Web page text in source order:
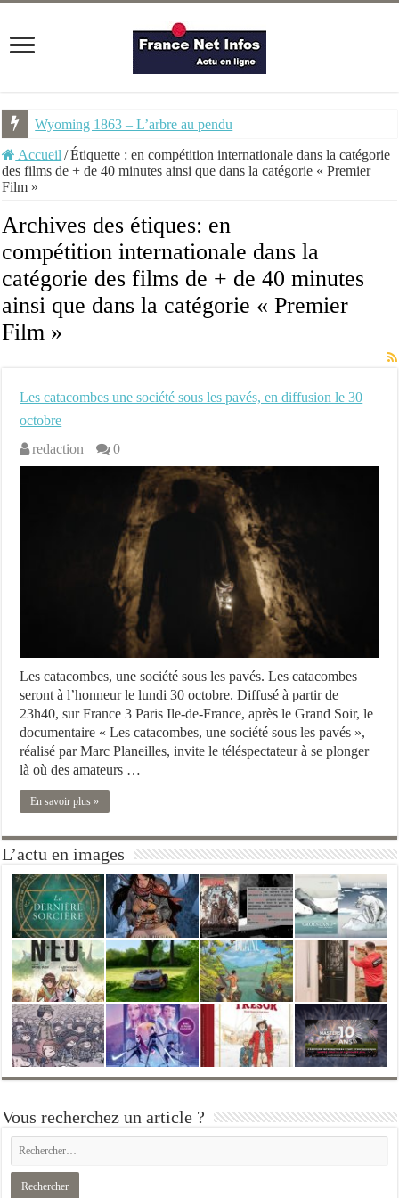
Wyoming 1863 – L’arbre au pendu
Accueil /Étiquette :en compétition internationale dans la catégorie
des films de + de 40 minutes ainsi que dans la catégorie « Premier
Film »
Archives des étiques: en
compétition internationale dans la
catégorie des films de + de 40 minutes
ainsi que dans la catégorie « Premier
Film »
Les catacombes une société sous les pavés, en diffusion le 30
octobre
redaction
0
Les catacombes, une société sous les pavés. Les catacombes
seront à l’honneur le lundi 30 octobre. Diffusé à partir de
23h40, sur France 3 Paris Ile-de-France, après le Grand Soir, le
documentaire « Les catacombes, une société sous les pavés »,
réalisé par Marc Planeilles, invite le téléspectateur à se plonger
là où des amateurs …
En savoir plus »
L’actu en images
Vous recherchez un article ?